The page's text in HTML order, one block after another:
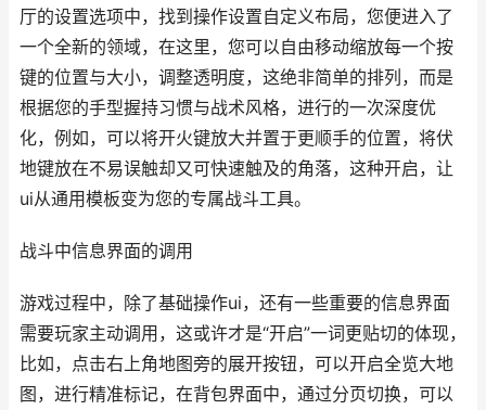
厅的设置选项中，找到操作设置自定义布局，您便进入了
一个全新的领域，在这里，您可以自由移动缩放每一个按
键的位置与大小，调整透明度，这绝非简单的排列，而是
根据您的手型握持习惯与战术风格，进行的一次深度优
化，例如，可以将开火键放大并置于更顺手的位置，将伏
地键放在不易误触却又可快速触及的角落，这种开启，让
ui从通用模板变为您的专属战斗工具。
战斗中信息界面的调用
游戏过程中，除了基础操作ui，还有一些重要的信息界面
需要玩家主动调用，这或许才是“开启”一词更贴切的体现，
比如，点击右上角地图旁的展开按钮，可以开启全览大地
图，进行精准标记，在背包界面中，通过分页切换，可以